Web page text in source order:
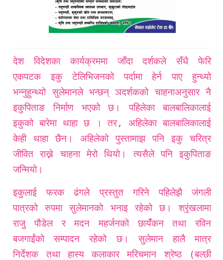
देश विदेशका कार्यक्रममा जाँदा दर्शकले सँधै फेरि
एकपटक इकु टेलिभिजनको पर्दामा हेर्न पाए हुन्थ्यो
भन्नुहुन्थ्यो सुलेमानले भन्छन् ञदर्शकको चाहनाअनुसार नै
इकुपिताङ निर्माण भएको छ। पहिलेका बालबालिकालाई
इकुको बारेमा थाहा छ । तर, अहिलेका बालबालिकालाई
केही थाहा छैन। अहिलेको पुस्तामाझ पनि इकु चरित्र
जीवित राख्ने चाहना मेरो थियो। त्यसैले पनि इकुपिताङ
जन्मियो।
इकुलाई फरक ढंगले प्रस्तुत गरिने पहिलेझै जंगली
पात्रको रुपमा सुलेमानको भनाइ रहेको छ। श्रृंखलामा
राजु पौडेल र मदन महर्जनको छायँंकन तथा रविन
बजगाईंको सम्पादन रहेको छ। सुलेमान हालै मात्र
निर्देशक तथा हास्य कलाकार मरिचमान श्रेष्ठ (बल्छी